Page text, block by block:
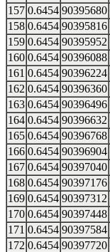
157 0.6454 90395680
158 0.6454 90395816
159 0.6454 90395952
160 0.6454 90396088
161 0.6454 90396224
162 0.6454 90396360
163 0.6454 90396496
164 0.6454 90396632
165 0.6454 90396768
166 0.6454 90396904
167 0.6454 90397040
168 0.6454 90397176
169 0.6454 90397312
170 0.6454 90397448
171 0.6454 90397584
172 0.6454 90397720